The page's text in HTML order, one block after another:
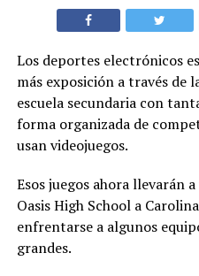
Los deportes electrónicos
más exposición a través de
escuela secundaria con
forma organizada de
usan videojuegos.
Esos juegos ahora llevarán
Oasis High School a
enfrentarse a algunos
grandes.